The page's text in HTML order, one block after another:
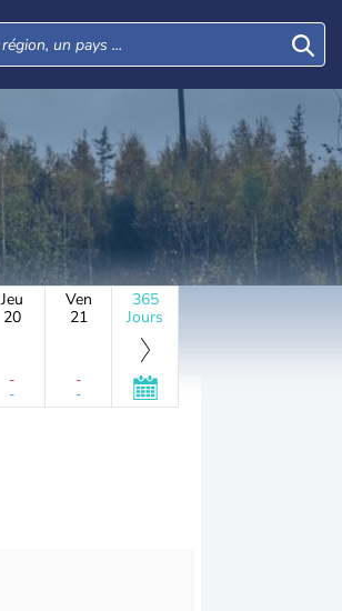
Jeu
20
-
-
Ven
21
-
-
365
Jours